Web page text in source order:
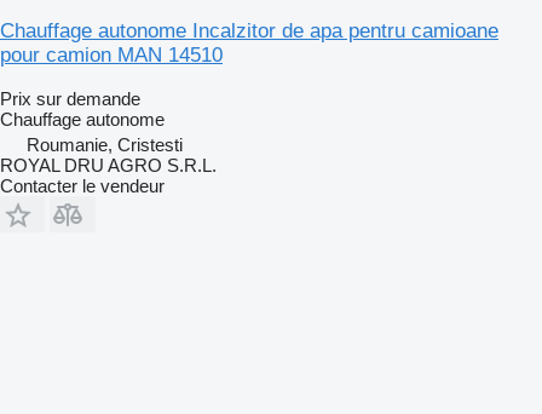
Chauffage autonome Incalzitor de apa pentru camioane
pour camion MAN 14510
Prix sur demande
Chauffage autonome
Roumanie, Cristesti
ROYAL DRU AGRO S.R.L.
Contacter le vendeur